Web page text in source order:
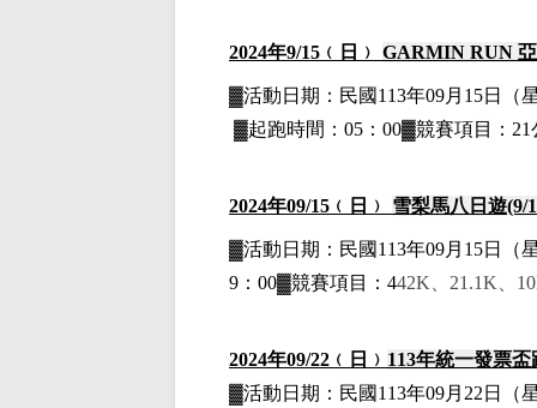
2024年9/15 ﹙日﹚ GARMIN RUN
▓活動日期： 民國113年09月15日
（
▓起跑時間：05：00▓競賽項目：21
2024年09/15 ﹙日﹚ 雪梨馬八日遊(9/
▓活動日期： 民國113年09月15日
（
9：00▓競賽項目：442K 、21.1K、
2024年09/22 ﹙日﹚ 113年統一發票盃
▓活動日期： 民國113年09月22日
（